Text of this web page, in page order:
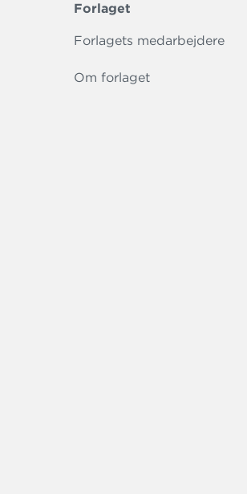
Forlaget
Forlagets medarbejdere
Om forlaget